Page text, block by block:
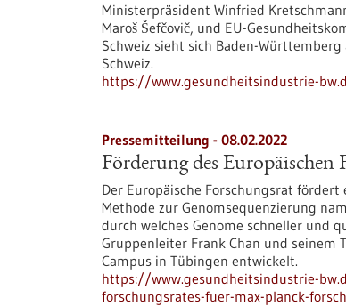
Ministerpräsident Winfried
Maroš Šefčovič, und EU-
Schweiz sieht sich Baden-
Schweiz.
https://www.gesundheitsindustrie-
Pressemitteilung - 08.02.2022
Förderung des Europäischen
Der Europäische Forschungsrat
Methode zur Genomsequenzierung
durch welches Genome schneller und
Gruppenleiter Frank Chan und seinem
Campus in Tübingen entwickelt.
https://www.gesundheitsindustrie-
forschungsrates-fuer-max-planck-